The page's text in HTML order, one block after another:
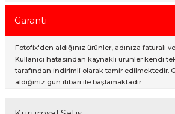
Garanti
Fotofix'den aldığınız ürünler, adınıza faturalı
Kullanıcı hatasından kaynaklı ürünler kendi
tarafından indirimli olarak tamir edilmektedir.
aldığınız gün itibari ile başlamaktadır.